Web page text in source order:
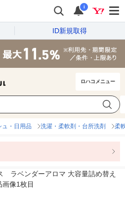
i
ID新規取得
ロハコメニュー
ュ・日用品 洗濯・柔軟剤・台所洗剤 柔